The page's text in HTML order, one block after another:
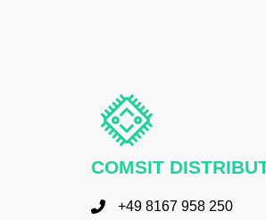
COMSIT
+49 8167 958 250